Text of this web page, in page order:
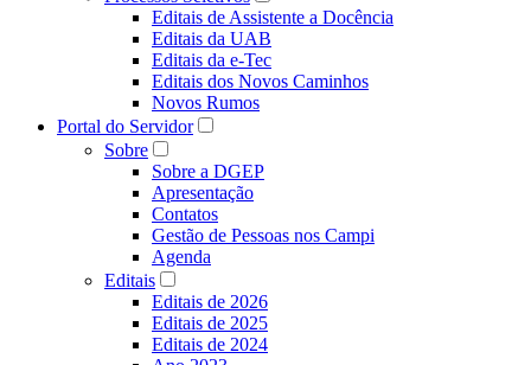
Editais de Assistente a Docência
Editais da UAB
Editais da e-Tec
Editais dos Novos Caminhos
Novos Rumos
Portal do Servidor
Sobre
Sobre a DGEP
Apresentação
Contatos
Gestão de Pessoas nos Campi
Agenda
Editais
Editais de 2026
Editais de 2025
Editais de 2024